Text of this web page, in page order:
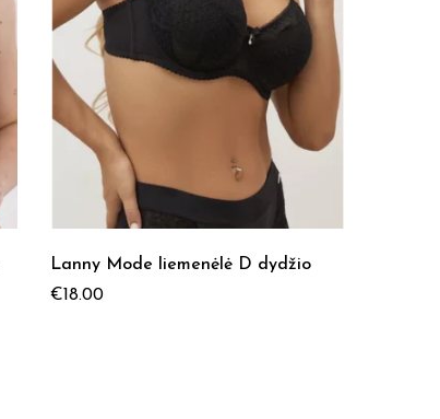
Lanny Mode liemenėlė D dydžio
€18.00